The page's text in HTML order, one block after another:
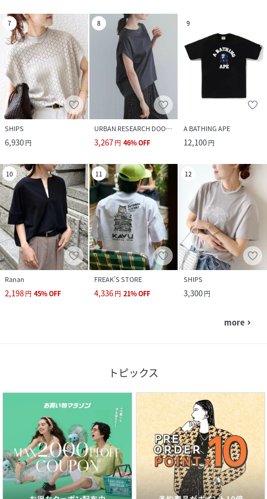
7
SHIPS
6,930円
8
URBAN RESEARCH DOORS
3,267円 46%OFF
9
A BATHING APE
12,100円
10
Ranan
2,198円 45%OFF
11
FREAK’S STORE
4,336円 21%OFF
12
SHIPS
3,300円
more navigate_next
トピックス